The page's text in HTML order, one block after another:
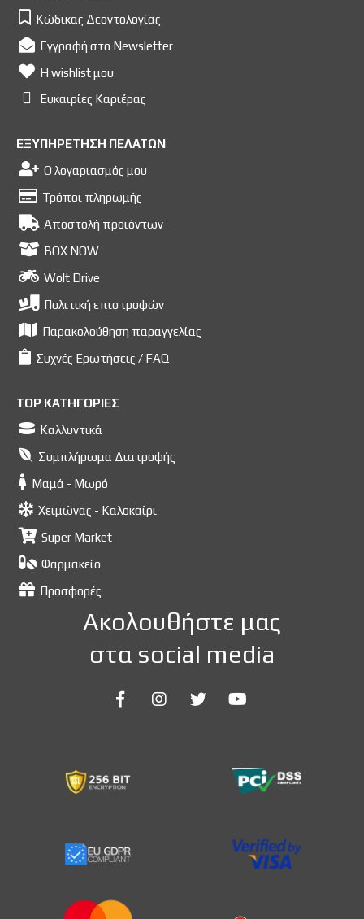
Κώδικας Δεοντολογίας
Εγγραφή στο Newsletter
Η wishlist μου
Ευκαιρίες Kαριέρας
ΕΞΥΠΗΡΕΤΗΣΗ ΠΕΛΑΤΩΝ
Ο λογαριασμός μου
Τρόποι πληρωμής
Αποστολή προϊόντων
BOX NOW
Wolt Drive
Πολιτική επιστροφών
Παρακολούθηση παραγγελίας
Συχνές Ερωτήσεις / FAQ
TOP ΚΑΤΗΓΟΡΙΕΣ
Καλλυντικά
Συμπλήρωμα Διατροφής
Μαμά - Μωρό
Χειμώνας - Καλοκαίρι
Super Market
Φαρμακείο
Προσφορές
Ακολουθήστε μας
στα social media